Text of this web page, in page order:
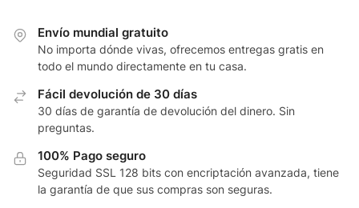
Envío mundial gratuito
No importa dónde vivas, ofrecemos entregas gratis en
todo el mundo directamente en tu casa.
Fácil devolución de 30 días
30 días de garantía de devolución del dinero. Sin
preguntas.
100% Pago seguro
Seguridad SSL 128 bits con encriptación avanzada, tiene
la garantía de que sus compras son seguras.